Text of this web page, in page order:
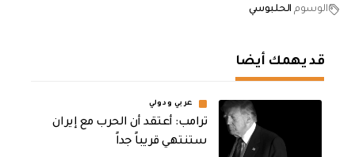
الوسوم الحلبوسي
قد يهمك أيضا
عربي ودولي
‏ترامب: أعتقد أن الحرب مع إيران
ستنتهي قريباً جداً